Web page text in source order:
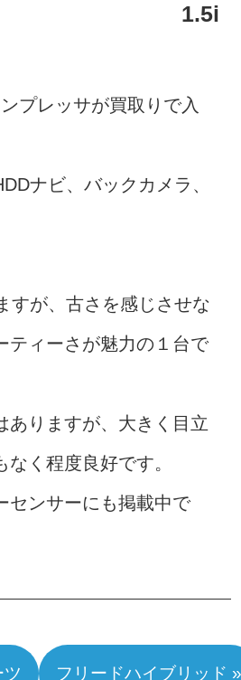
1.5i
プレッサが買取りで入
ナビ、バックカメラ、
すが、古さを感じさせな
ティーさが魅力の１台で
ありますが、大きく目立
く程度良好です。
センサーにも掲載中で
フリードハイブリッド »